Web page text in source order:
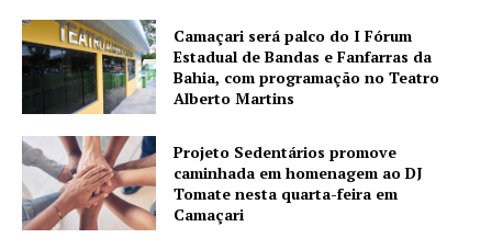
Camaçari será palco do I Fórum
Estadual de Bandas e Fanfarras da
Bahia, com programação no Teatro
Alberto Martins
Projeto Sedentários promove
caminhada em homenagem ao DJ
Tomate nesta quarta-feira em
Camaçari